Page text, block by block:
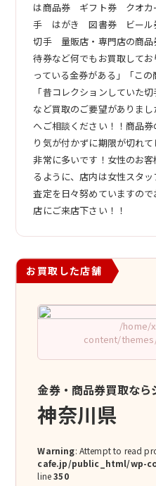
は商品券 ギフト券 クオ
手 はがき 図書券 ビー
切手 量販店・専門店の商品
待券など何でもお買取して
っている金券がある」「この
「昔コレクションしていた
など買取のご要望がありま
へご相談ください！！商品
り気が付かずに期限が切れ
非常に多いです！女性のお
るように、店内は女性スタ
査定を日々努めていますの
店にご来店下さい！！
お買取した店舗
/home/
content/
金券・商品券買取なら
神奈川県
Warning: Attempt to read
cafe.jp/public_html/wp-
line350